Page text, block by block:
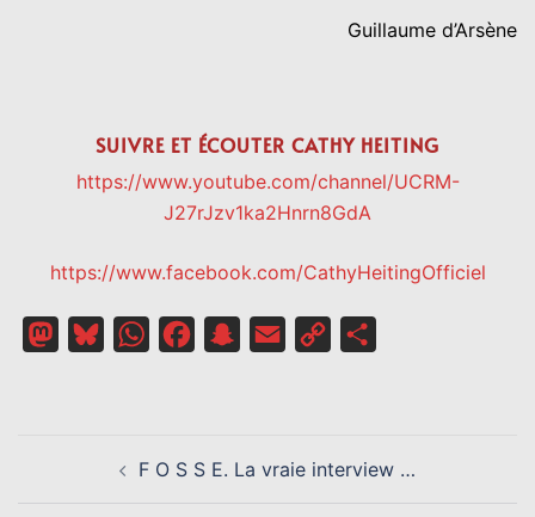
Guillaume d’Arsène
SUIVRE ET ÉCOUTER CATHY HEITING
https://www.youtube.com/channel/UCRM-
J27rJzv1ka2Hnrn8GdA
https://www.facebook.com/CathyHeitingOfficiel
MastodonBlueskyWhatsAppFacebookSnapchat
Email
Copy
D’ARTICLEF O S S E. La vraie interview …